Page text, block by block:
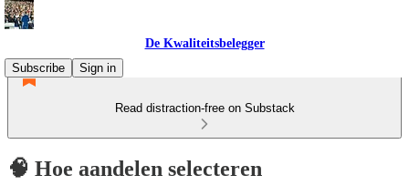
De Kwaliteitsbelegger
Subscribe
Sign in
Read distraction-free on Substack
🧠 Hoe aandelen selecteren